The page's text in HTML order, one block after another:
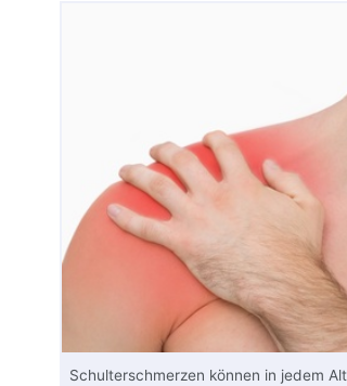
Schulterschmerzen können in jedem